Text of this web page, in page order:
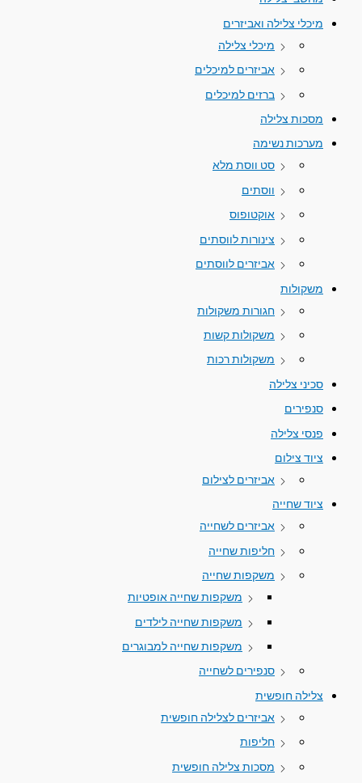
מיכלי צלילה ואביזרים
מיכלי צלילה
אביזרים למיכלים
ברזים למיכלים
מסכות צלילה
מערכות נשימה
סט ווסת מלא
ווסתים
אוקטופוס
צינורות לווסתים
אביזרים לווסתים
משקולות
חגורות משקולות
משקולות קשות
משקולות רכות
סכיני צלילה
סנפירים
פנסי צלילה
ציוד צילום
אביזרים לצילום
ציוד שחייה
אביזרים לשחייה
חליפות שחייה
משקפות שחייה
משקפות שחייה אופטיות
משקפות שחייה לילדים
משקפות שחייה למבוגרים
סנפירים לשחייה
צלילה חופשית
אביזרים לצלילה חופשית
חליפות
מסכות צלילה חופשית